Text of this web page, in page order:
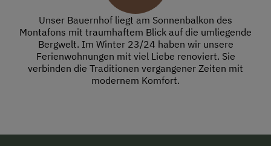
Unser Bauernhof liegt am Sonnenbalkon des
Montafons mit traumhaftem Blick auf die umliegende
Bergwelt. Im Winter 23/24 haben wir unsere
Ferienwohnungen mit viel Liebe renoviert. Sie
verbinden die Traditionen vergangener Zeiten mit
modernem Komfort.